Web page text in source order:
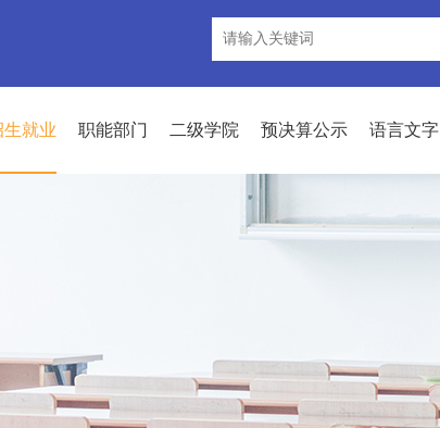
生就业 职能部门 二级学院 预决算公示 语言文字